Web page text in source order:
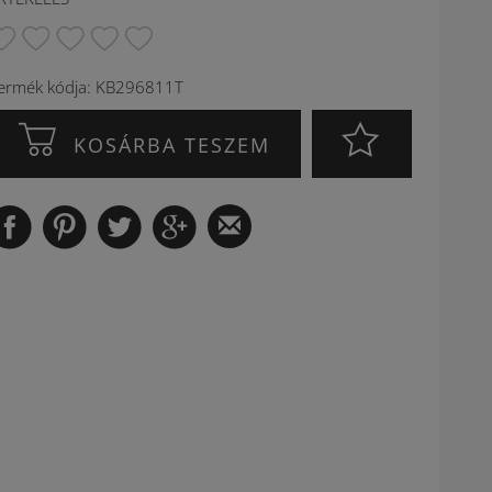
kódja: KB296811T
KOSÁRBA TESZEM